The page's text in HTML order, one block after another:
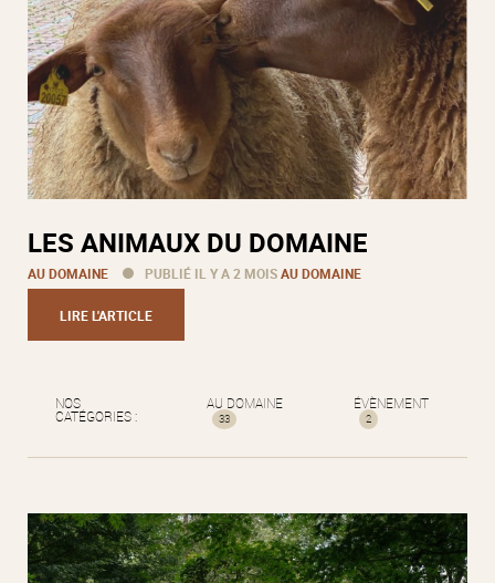
LES ANIMAUX DU DOMAINE
AU DOMAINE PUBLIÉ IL Y A 2 MOISAU DOMAINE
LIRE L'ARTICLE
NOS
CATÉGORIES :
AU DOMAINE
33
ÉVÈNEMENT
2